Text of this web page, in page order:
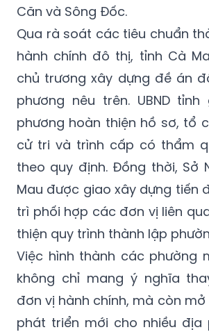
Căn và Sông Đốc.
Qua rà soát các tiêu chuẩn
hành chính đô thị, tỉnh Cà
chủ trương xây dựng đề án
phương nêu trên. UBND
phương hoàn thiện hồ sơ, tổ
cử tri và trình cấp có thẩm
theo quy định. Đồng thời, Sở
Mau được giao xây dựng tiến
trì phối hợp các đơn vị liên
thiện quy trình thành lập
Việc hình thành các phường
không chỉ mang ý nghĩa
đơn vị hành chính, mà còn
phát triển mới cho nhiều địa